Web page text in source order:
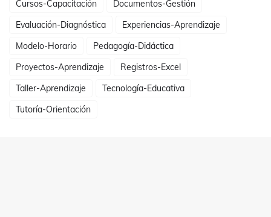
Cursos-Capacitación
Documentos-Gestión
Evaluación-Diagnóstica
Experiencias-Aprendizaje
Modelo-Horario
Pedagogía-Didáctica
Proyectos-Aprendizaje
Registros-Excel
Taller-Aprendizaje
Tecnología-Educativa
Tutoría-Orientación